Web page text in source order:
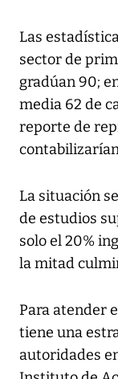
Las
sector de
gradúan 90;
media 62 de
reporte de
La situación
de estudios
solo el 20%
la mitad
Para atender
tiene una
autoridades